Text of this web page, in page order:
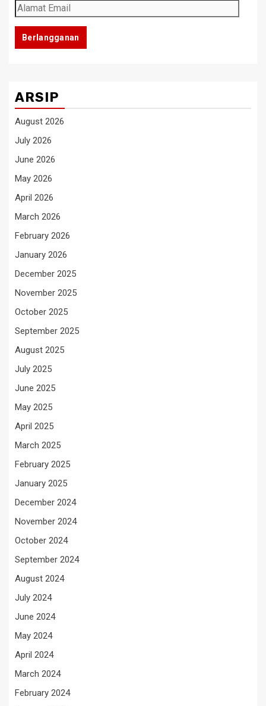
Alamat
Email
Berlangganan
ARSIP
August 2026
July 2026
June 2026
May 2026
April 2026
March 2026
February 2026
January 2026
December 2025
November 2025
October 2025
September 2025
August 2025
July 2025
June 2025
May 2025
April 2025
March 2025
February 2025
January 2025
December 2024
November 2024
October 2024
September 2024
August 2024
July 2024
June 2024
May 2024
April 2024
March 2024
February 2024